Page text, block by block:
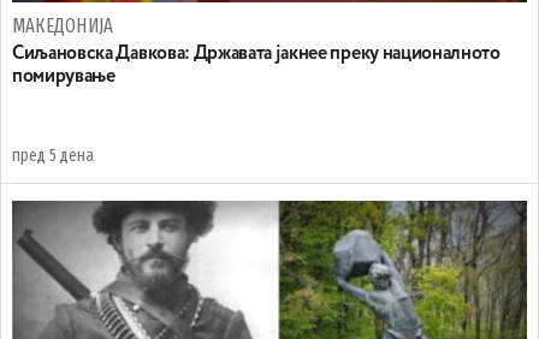
МАКЕДОНИЈА
Сиљановска Давкова: Државата јакнее преку националното
помирување
пред 5 дена